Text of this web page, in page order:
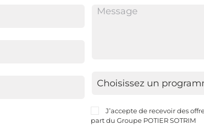
J’accepte de recevoir des
part du Groupe POTIER SOTRIM